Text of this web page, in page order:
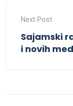
Next Post
Sajamski
i novih